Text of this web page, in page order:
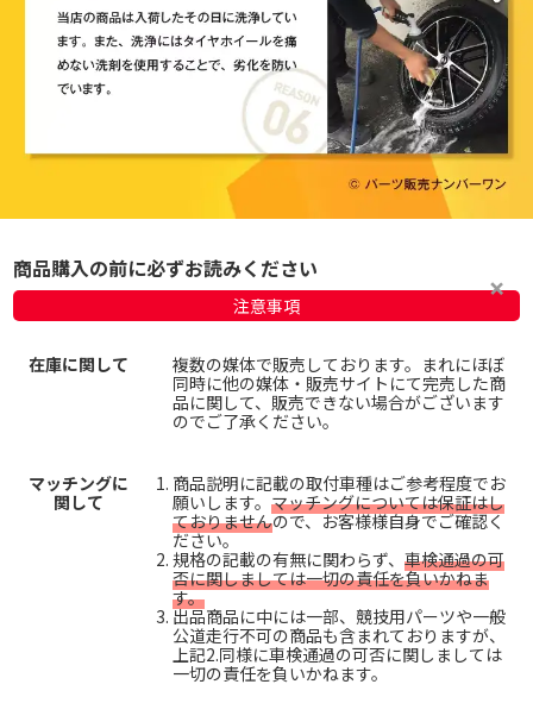
商品購入の前に必ずお読みください
注意事項
在庫に関して
複数の媒体で販売しております。まれにほぼ
同時に他の媒体・販売サイトにて完売した商
品に関して、販売できない場合がございます
のでご了承ください。
マッチングに
関して
商品説明に記載の取付車種はご参考程度でお
願いします。 マッチングについては保証はし
ておりませんので、お客様様自身でご確認く
ださい。
規格の記載の有無に関わらず、 車検通過の可
否に関しましては一切の責任を負いかねま
す。
出品商品に中には一部、競技用パーツや一般
公道走行不可の商品も含まれておりますが、
上記2.同様に車検通過の可否に関しましては
一切の責任を負いかねます。